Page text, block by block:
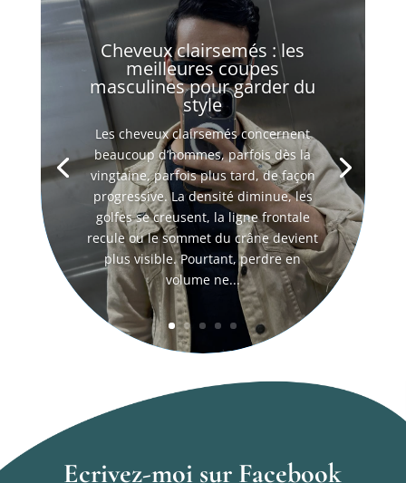
Cheveux clairsemés : les
meilleures coupes
masculines pour garder du
style
Les cheveux clairsemés concernent
beaucoup d’hommes, parfois dès la
vingtaine, parfois plus tard, de façon
progressive. La densité diminue, les
golfes se creusent, la ligne frontale
recule ou le sommet du crâne devient
plus visible. Pourtant, perdre en
volume ne...
Ecrivez-moi sur Facebook